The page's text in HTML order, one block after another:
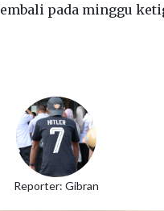
pada minggu
Reporter: Gibran